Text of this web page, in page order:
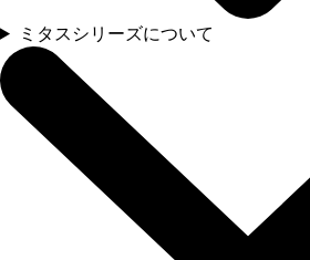
ミタスシリーズについて